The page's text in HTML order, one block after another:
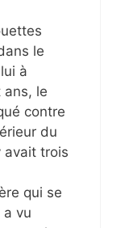
le
à
ans, le
contre
du
avait trois
qui se
vu